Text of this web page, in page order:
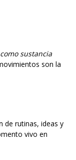
sustancia
son la
de rutinas, ideas y
vivo en